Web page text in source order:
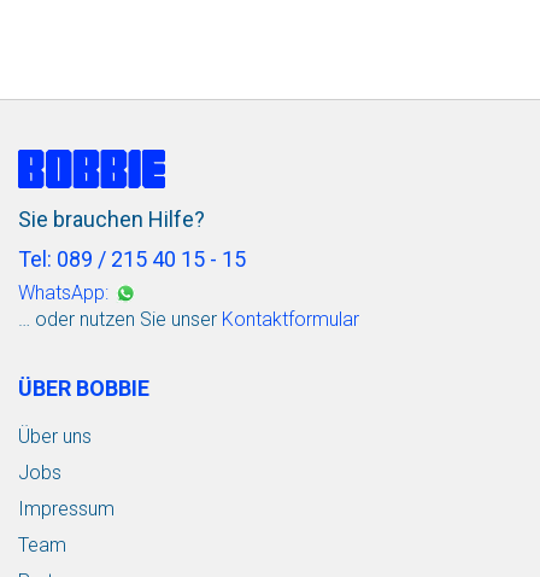
Sie brauchen Hilfe?
Tel: 089 / 215 40 15 - 15
WhatsApp:
… oder nutzen Sie unser Kontaktformular
ÜBER BOBBIE
Über uns
Jobs
Impressum
Team